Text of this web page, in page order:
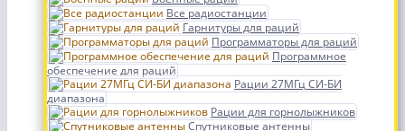
Все радиостанции
Гарнитуры для раций
Программаторы для раций
Программное
обеспечение для раций
Рации 27МГц СИ-БИ
диапазона
Рации для горнолыжников
Спутниковые антенны